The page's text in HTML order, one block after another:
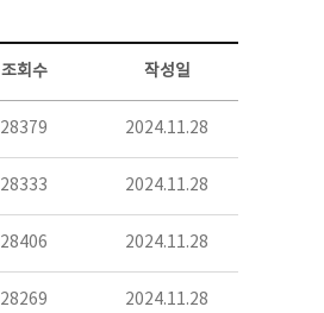
조회수 작성일
28379 2024.11.28
28333 2024.11.28
28406 2024.11.28
28269 2024.11.28